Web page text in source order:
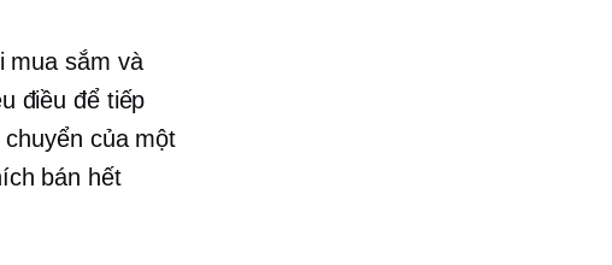
mua sắm và
điều để tiếp
của một
bán hết